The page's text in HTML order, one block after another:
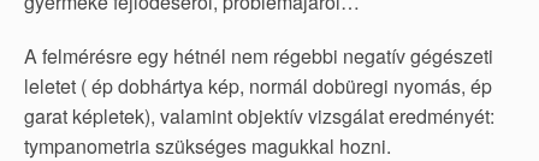
A felmérésre egy hétnél nem régebbi negatív gégészeti
leletet ( ép dobhártya kép, normál dobüregi nyomás, ép
garat képletek), valamint objektív vizsgálat eredményét:
tympanometria szükséges magukkal hozni.